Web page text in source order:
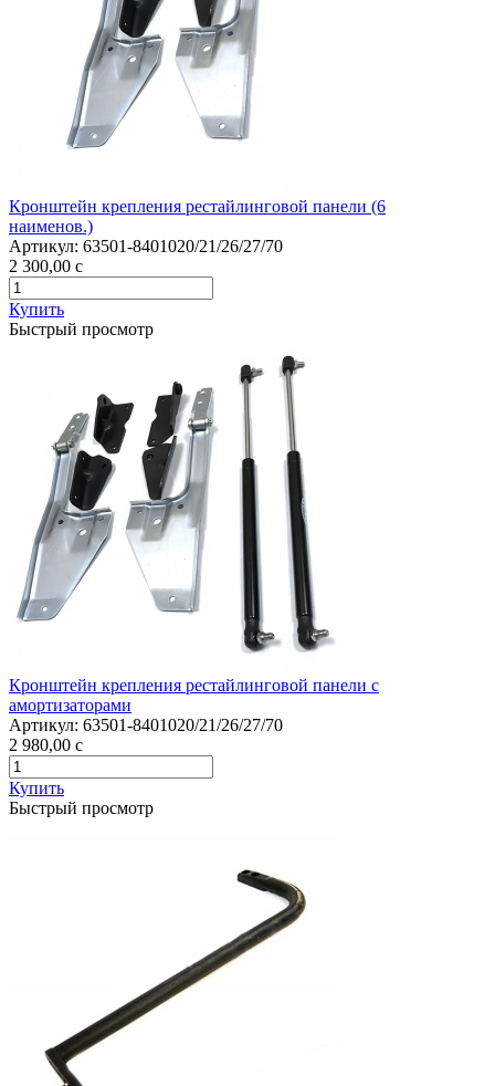
Кронштейн крепления рестайлинговой панели (6
наименов.)
Артикул: 63501-8401020/21/26/27/70
2 300,00 c
Купить
Быстрый просмотр
Кронштейн крепления рестайлинговой панели с
амортизаторами
Артикул: 63501-8401020/21/26/27/70
2 980,00 c
Купить
Быстрый просмотр